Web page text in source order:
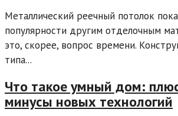
Металлический реечный потолок
популярности другим отделочным
это, скорее, вопрос времени.
типа...
Что такое умный дом:
минусы новых технологий